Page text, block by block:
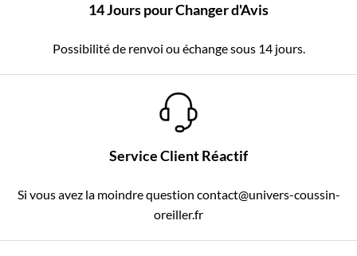
14 Jours pour Changer d'Avis
Possibilité de renvoi ou échange sous 14 jours.
Service Client Réactif
Si vous avez la moindre question contact@univers-coussin-
oreiller.fr